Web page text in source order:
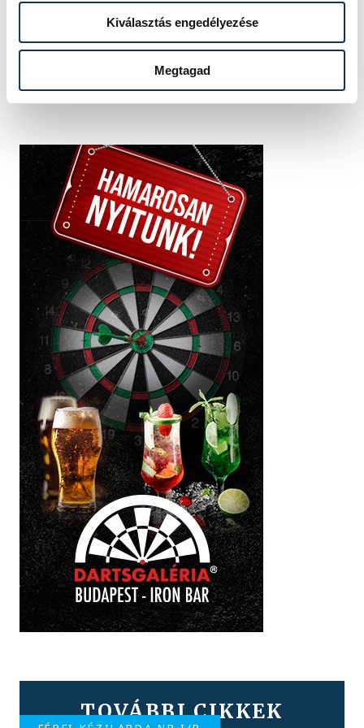
Kiválasztás engedélyezése
Megtagad
EREDMÉNY
37-29
TOVÁBBI CIKKEK